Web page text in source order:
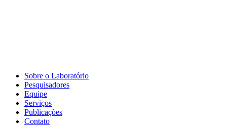
Sobre o Laboratório
Pesquisadores
Equipe
Serviços
Publicações
Contato